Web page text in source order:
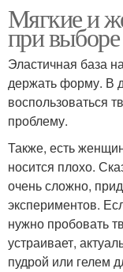
Мягкие и
при выборе
Эластичная база
держать форму. В
воспользоваться
проблему.
Также, есть
носится плохо.
очень сложно,
экспериментов.
нужно пробовать
устраивает,
пудрой или гелем